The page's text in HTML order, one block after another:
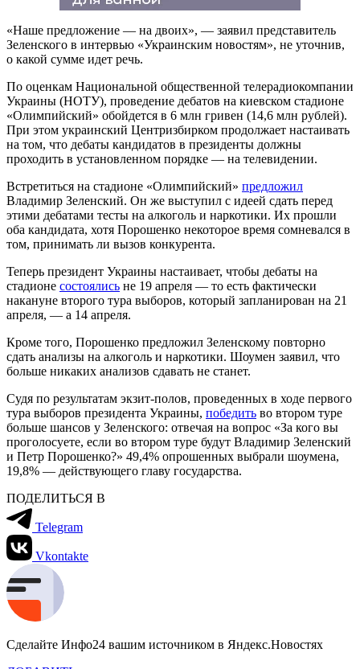
«Наше предложение — на двоих», — заявил представитель
Зеленского в интервью «Украинским новостям», не уточнив,
о какой сумме идет речь.
По оценкам Национальной общественной телерадиокомпании
Украины (НОТУ), проведение дебатов на киевском стадионе
«Олимпийский» обойдется в 6 млн гривен (14,6 млн рублей).
При этом украинский Центризбирком продолжает настаивать
на том, что дебаты кандидатов в президенты должны
проходить в установленном порядке — на телевидении.
Встретиться на стадионе «Олимпийский» предложил
Владимир Зеленский. Он же выступил с идеей сдать перед
этими дебатами тесты на алкоголь и наркотики. Их прошли
оба кандидата, хотя Порошенко некоторое время сомневался в
том, принимать ли вызов конкурента.
Теперь президент Украины настаивает, чтобы дебаты на
стадионе состоялись не 19 апреля — то есть фактически
накануне второго тура выборов, который запланирован на 21
апреля, — а 14 апреля.
Кроме того, Порошенко предложил Зеленскому повторно
сдать анализы на алкоголь и наркотики. Шоумен заявил, что
больше никаких анализов сдавать не станет.
Судя по результатам экзит-полов, проведенных в ходе первого
тура выборов президента Украины, победить во втором туре
больше шансов у Зеленского: отвечая на вопрос «За кого вы
проголосуете, если во втором туре будут Владимир Зеленский
и Петр Порошенко?» 49,4% опрошенных выбрали шоумена,
19,8% — действующего главу государства.
ПОДЕЛИТЬСЯ В
Telegram
Vkontakte
Сделайте Инфо24 вашим источником в Яндекс.Новостях